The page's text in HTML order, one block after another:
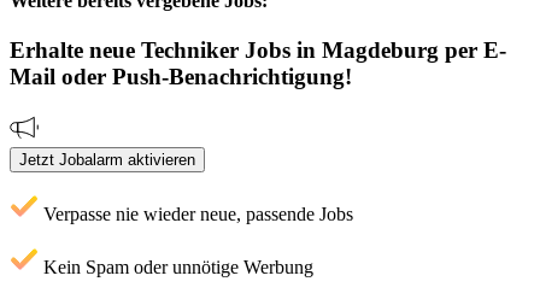
Erhalte neue Techniker Jobs in Magdeburg per E-
Mail oder Push-Benachrichtigung!
Jetzt Jobalarm aktivieren
Verpasse nie wieder neue, passende Jobs
Kein Spam oder unnötige Werbung